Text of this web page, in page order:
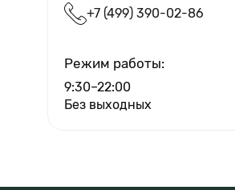
+7 (499) 390-02-86
Режим работы:
9:30–22:00
Без выходных